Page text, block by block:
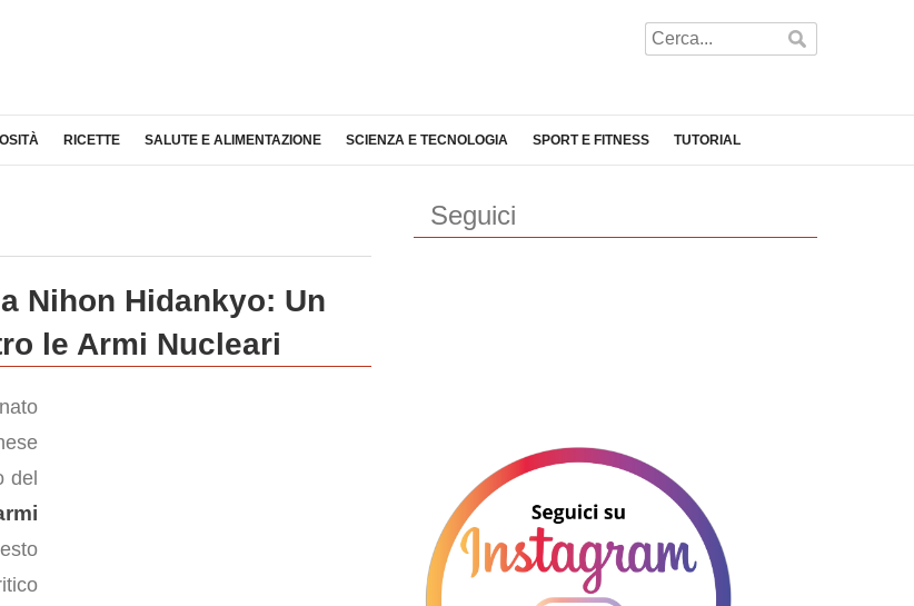
RICETTE SALUTE E ALIMENTAZIONE SCIENZA E TECNOLOGIA SPORT E FITNESS TUTORIAL
Nihon Hidankyo: Un
le Armi Nucleari
del
Seguici